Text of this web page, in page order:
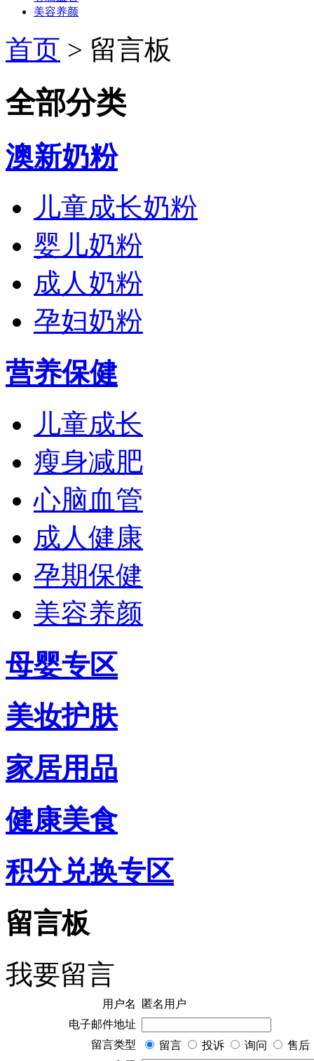
美容养颜
首页 > 留言板
全部分类
澳新奶粉
儿童成长奶粉
婴儿奶粉
成人奶粉
孕妇奶粉
营养保健
儿童成长
瘦身减肥
心脑血管
成人健康
孕期保健
美容养颜
母婴专区
美妆护肤
家居用品
健康美食
积分兑换专区
留言板
我要留言
用户名
匿名用户
电子邮件地址
留言类型
留言 投诉 询问
售后